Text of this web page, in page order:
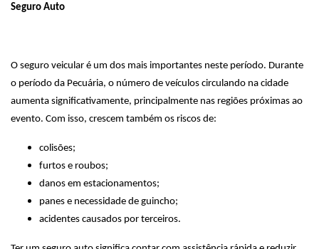
Seguro Auto
O seguro veicular é um dos mais importantes neste período. Durante
o período da Pecuária, o número de veículos circulando na cidade
aumenta significativamente, principalmente nas regiões próximas ao
evento. Com isso, crescem também os riscos de:
colisões;
furtos e roubos;
danos em estacionamentos;
panes e necessidade de guincho;
acidentes causados por terceiros.